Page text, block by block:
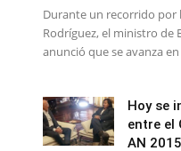
Durante un recorrido por
Rodríguez, el ministro de
anunció que se avanza
Hoy se
entre el
AN 2015